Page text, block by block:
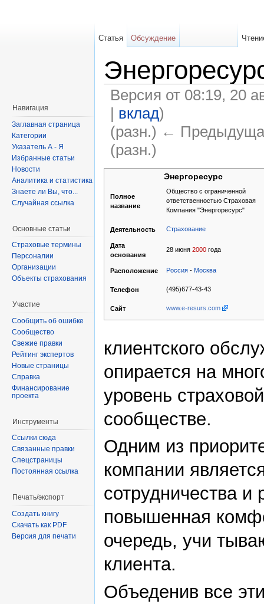
Версия от 08:19, 20
| вклад)
(разн.) ←
(разн.)
Энергоресурс
Полное
название
Общество с ограниченной
ответственностью Страховая
Компания "Энергоресурс"
Деятельность Страхование
Дата
основания
28 июня 2000года
Расположение Россия- Москва
Телефон (495)677-43-43
Сайт www.e-resurs.com
клиентского
опирается на
уровень
сообществе.
Одним из
компании
сотрудничества
повышенная
очередь, учи
клиента.
Объеденив все
Статья Обсуждение
Навигация
Заглавная страница
Категории
Указатель А - Я
Избранные статьи
Новости
Аналитика и статистика
Знаете ли Вы, что...
Случайная ссылка
Основные статьи
Страховые термины
Персоналии
Организации
Объекты страхования
Участие
Сообщить об ошибке
Сообщество
Свежие правки
Рейтинг экспертов
Новые страницы
Справка
Финансирование
проекта
Инструменты
Ссылки сюда
Связанные правки
Спецстраницы
Постоянная ссылка
Печать/экспорт
Создать книгу
Скачать как PDF
Версия для печати